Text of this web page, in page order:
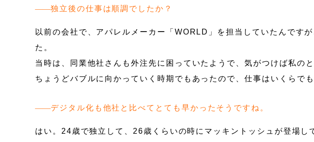
独立後の仕事は順調でしたか？
以前の会社で、アパレルメーカー「WORLD」を担当していたんです
た。
当時は、同業他社さんも外注先に困っていたようで、気がつけば私の
ちょうどバブルに向かっていく時期でもあったので、仕事はいくらでも
デジタル化も他社と比べてとても早かったそうですね。
はい。24歳で独立して、26歳くらいの時にマッキントッシュが登場し